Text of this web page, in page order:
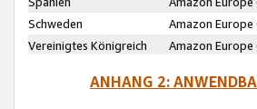
Schweden
Amazon Europe
Vereinigtes Königreich
Amazon Europe
ANHANG 2: